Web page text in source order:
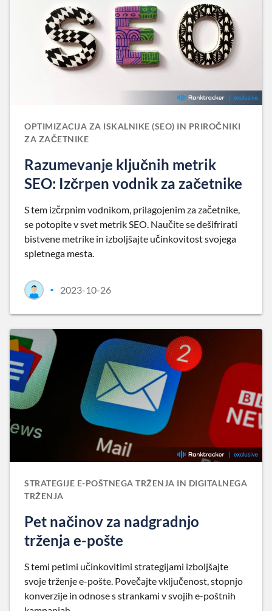
OPTIMIZACIJA ZA ISKALNIKE (SEO) IN PRIROČNIKI
ZA ZAČETNIKE
Razumevanje ključnih metrik
SEO: Izčrpen vodnik za začetnike
S tem izčrpnim vodnikom, prilagojenim za začetnike,
se potopite v svet metrik SEO. Naučite se dešifrirati
bistvene metrike in izboljšajte učinkovitost svojega
spletnega mesta.
• 2023-10-26
STRATEGIJE E-POŠTNEGA TRŽENJA IN DIGITALNEGA
TRŽENJA
Pet načinov za nadgradnjo
trženja e-pošte
S temi petimi učinkovitimi strategijami izboljšajte
svoje trženje e-pošte. Povečajte vključenost, stopnjo
konverzije in odnose s strankami v svojih e-poštnih